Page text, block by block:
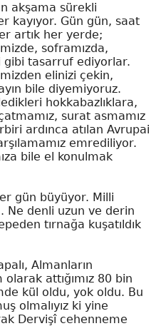
akşama sürekli
kayıyor. Gün gün, saat
artık her yerde;
soframızda,
gibi tasarruf ediyorlar.
elinizi çekin,
bile diyemiyoruz.
hokkabazlıklara,
surat asmamız
ardınca atılan Avrupai
emrediliyor.
bile el konulmak
gün büyüyor. Milli
Ne denli uzun ve derin
tırnağa kuşatıldık
Almanların
attığımız 80 bin
kül oldu, yok oldu. Bu
olmalıyız ki yine
Dervişî cehenneme